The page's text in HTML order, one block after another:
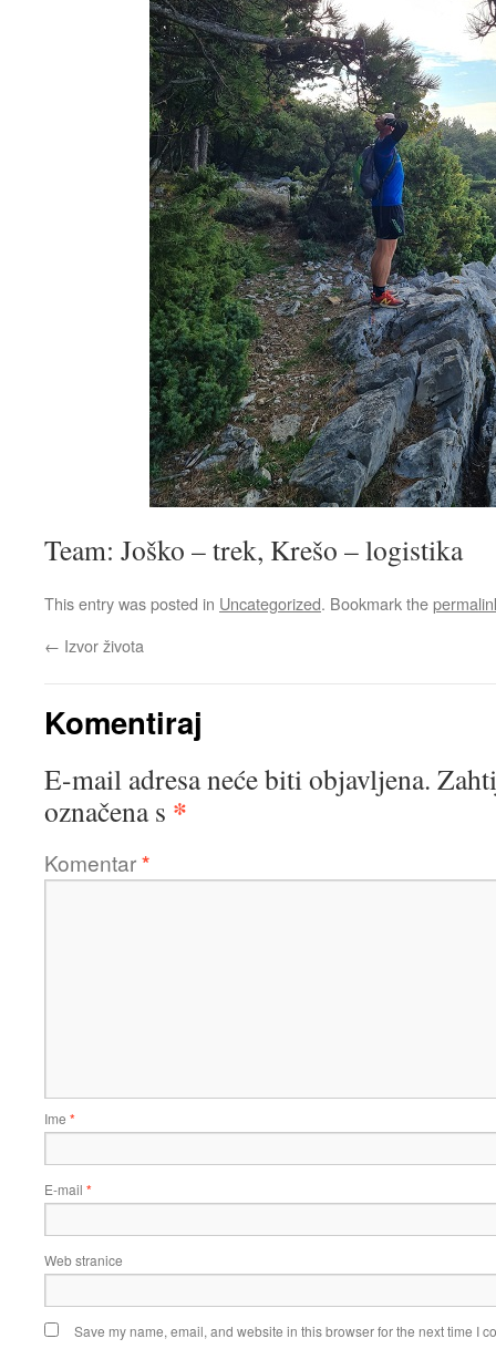
Team: Joško – trek, Krešo – logistika
This entry was posted in Uncategorized. Bookmark the
← Izvor života
Komentiraj
E-mail adresa neće biti objavljena.
označena s *
Komentar*
Ime *
E-mail *
Web stranice
Save my name, email, and website in this browser for the next time I